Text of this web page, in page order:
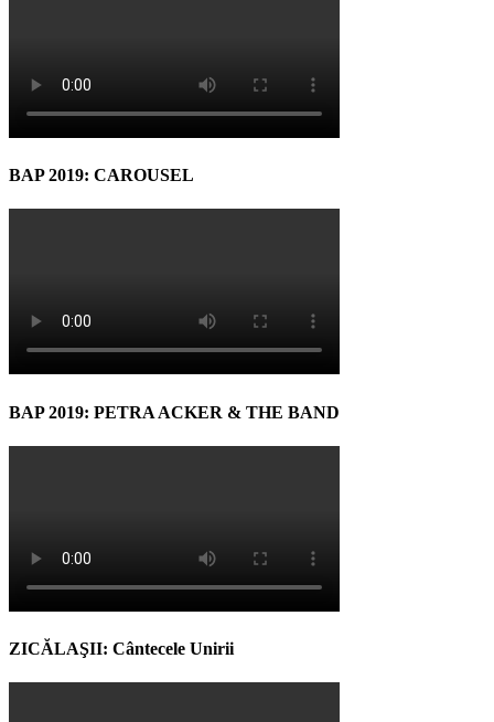
BAP 2019: CAROUSEL
BAP 2019: PETRA ACKER & THE BAND
ZICĂLAŞII: Cântecele Unirii